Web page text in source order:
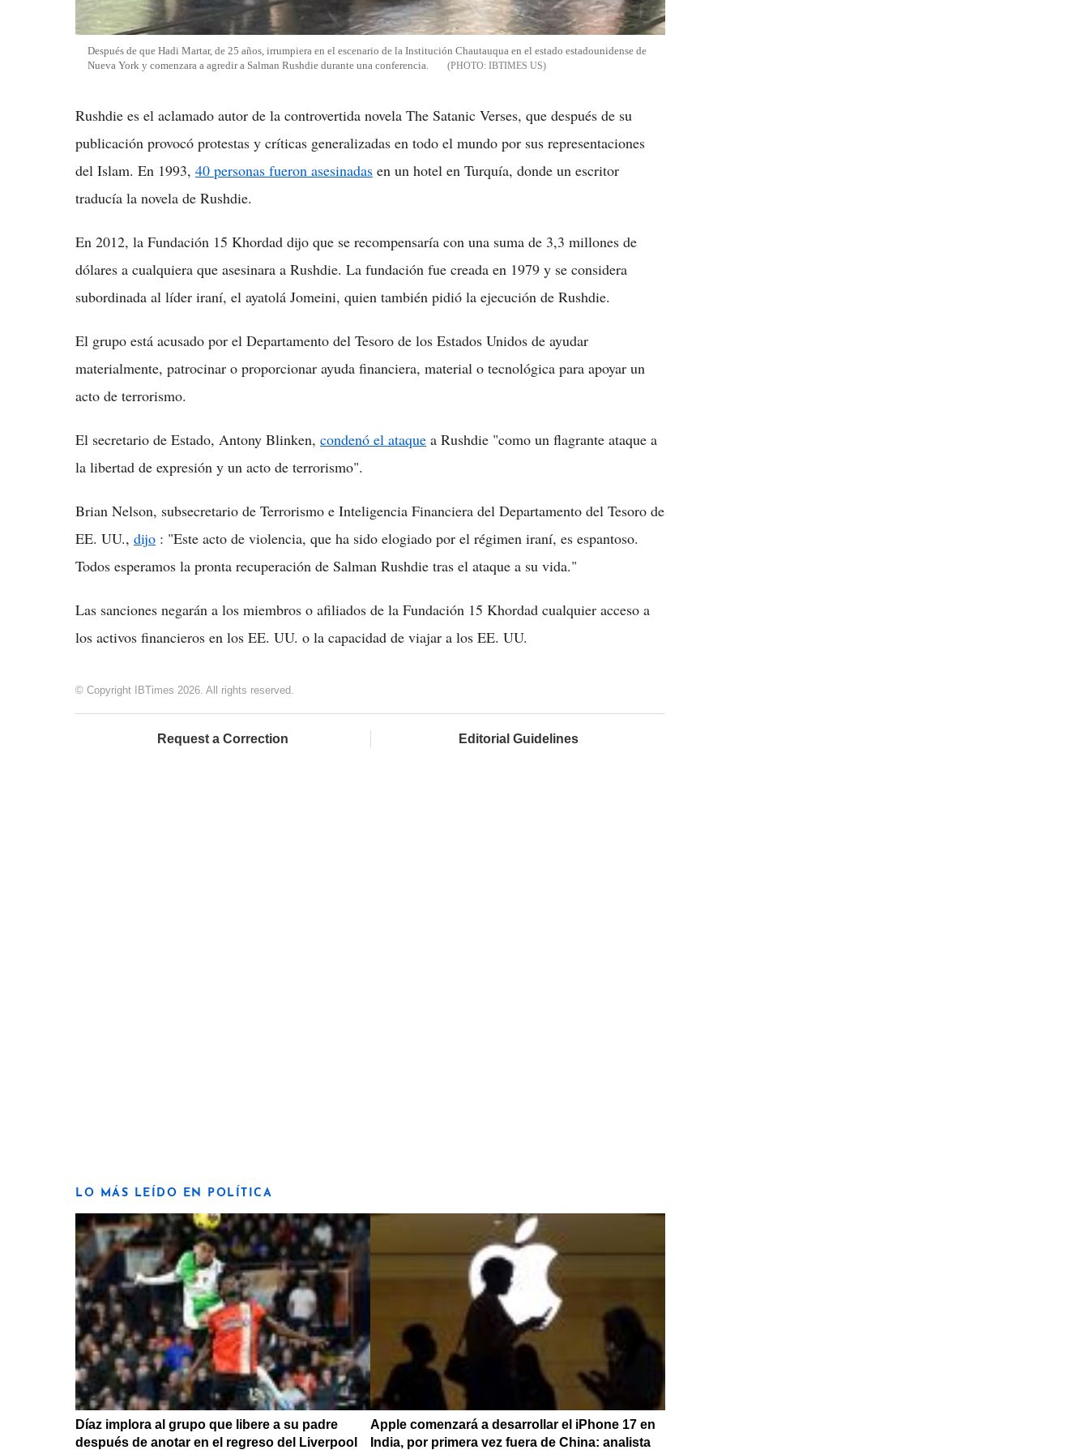
Después de que Hadi Martar, de 25 años, irrumpiera en el escenario de la Institución Chautauqua en el estado estadounidense de
Nueva York y comenzara a agredir a Salman Rushdie durante una conferencia.
IBTIMES US
Rushdie es el aclamado autor de la controvertida novela The Satanic Verses, que después de su
publicación provocó protestas y críticas generalizadas en todo el mundo por sus representaciones
del Islam. En 1993, 40 personas fueron asesinadas en un hotel en Turquía, donde un escritor
traducía la novela de Rushdie.
En 2012, la Fundación 15 Khordad dijo que se recompensaría con una suma de 3,3 millones de
dólares a cualquiera que asesinara a Rushdie. La fundación fue creada en 1979 y se considera
subordinada al líder iraní, el ayatolá Jomeini, quien también pidió la ejecución de Rushdie.
El grupo está acusado por el Departamento del Tesoro de los Estados Unidos de ayudar
materialmente, patrocinar o proporcionar ayuda financiera, material o tecnológica para apoyar un
acto de terrorismo.
El secretario de Estado, Antony Blinken, condenó el ataque a Rushdie "como un flagrante ataque a
la libertad de expresión y un acto de terrorismo".
Brian Nelson, subsecretario de Terrorismo e Inteligencia Financiera del Departamento del Tesoro de
EE. UU., dijo : "Este acto de violencia, que ha sido elogiado por el régimen iraní, es espantoso.
Todos esperamos la pronta recuperación de Salman Rushdie tras el ataque a su vida."
Las sanciones negarán a los miembros o afiliados de la Fundación 15 Khordad cualquier acceso a
los activos financieros en los EE. UU. o la capacidad de viajar a los EE. UU.
© Copyright IBTimes 2026. All rights reserved.
Request a Correction Editorial Guidelines
LO MÁS LEÍDO EN POLÍTICA
Díaz implora al grupo que libere a su padre
después de anotar en el regreso del Liverpool
Apple comenzará a desarrollar el iPhone 17 en
India, por primera vez fuera de China: analista